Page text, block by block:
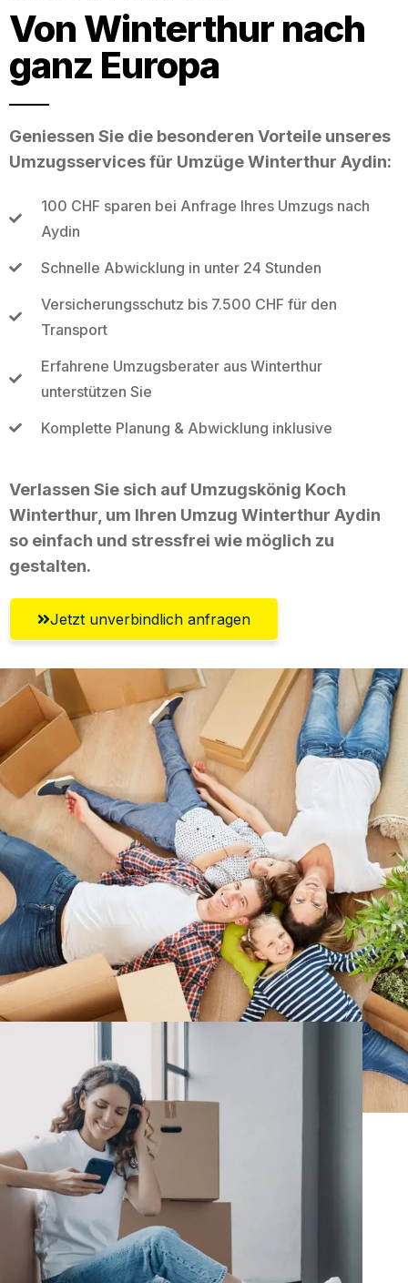
Von Winterthur nach
ganz Europa
Geniessen Sie die besonderen Vorteile unseres
Umzugsservices für Umzüge Winterthur Aydin:
100 CHF sparen bei Anfrage Ihres Umzugs nach
Aydin
Schnelle Abwicklung in unter 24 Stunden
Versicherungsschutz bis 7.500 CHF für den
Transport
Erfahrene Umzugsberater aus Winterthur
unterstützen Sie
Komplette Planung & Abwicklung inklusive
Verlassen Sie sich auf Umzugskönig Koch
Winterthur, um Ihren Umzug Winterthur Aydin
so einfach und stressfrei wie möglich zu
gestalten.
Jetzt unverbindlich anfragen